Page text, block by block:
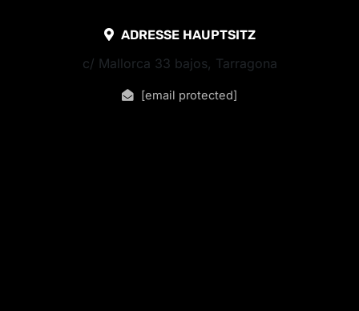
ADRESSE HAUPTSITZ
c/ Mallorca 33 bajos, Tarragona
[email protected]